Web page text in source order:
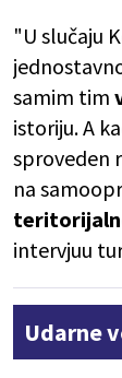
"U slučaju
samim tim
istoriju. A
sproveden
na
intervjuu
Udarne